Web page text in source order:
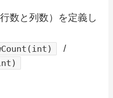
数と列数）を定義し
/